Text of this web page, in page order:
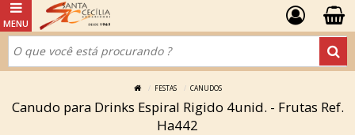
FESTAS CANUDOS
Canudo para Drinks Espiral Rigido 4unid. - Frutas Ref.
Ha442